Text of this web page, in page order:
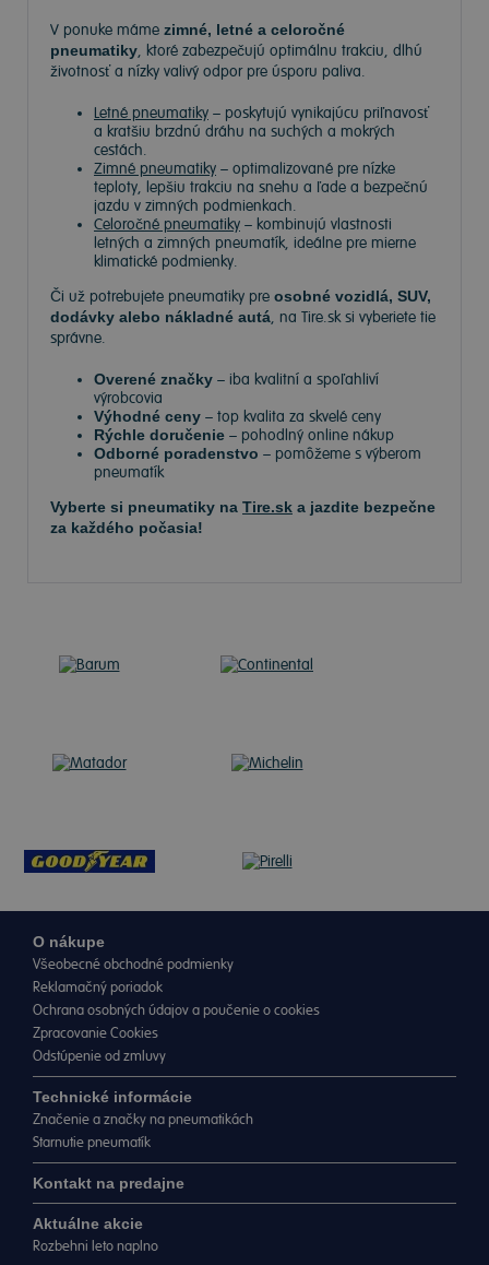
V ponuke máme zimné, letné a celoročné
pneumatiky, ktoré zabezpečujú optimálnu trakciu, dlhú
životnosť a nízky valivý odpor pre úsporu paliva.
Letné pneumatiky – poskytujú vynikajúcu priľnavosť
a kratšiu brzdnú dráhu na suchých a mokrých
cestách.
Zimné pneumatiky – optimalizované pre nízke
teploty, lepšiu trakciu na snehu a ľade a bezpečnú
jazdu v zimných podmienkach.
Celoročné pneumatiky – kombinujú vlastnosti
letných a zimných pneumatík, ideálne pre mierne
klimatické podmienky.
Či už potrebujete pneumatiky pre osobné vozidlá, SUV,
dodávky alebo nákladné autá, na Tire.sk si vyberiete tie
správne.
Overené značky – iba kvalitní a spoľahliví
výrobcovia
Výhodné ceny – top kvalita za skvelé ceny
Rýchle doručenie – pohodlný online nákup
Odborné poradenstvo – pomôžeme s výberom
pneumatík
Vyberte si pneumatiky na Tire.sk a jazdite bezpečne
za každého počasia!
O nákupe
Všeobecné obchodné podmienky
Reklamačný poriadok
Ochrana osobných údajov a poučenie o cookies
Zpracovanie Cookies
Odstúpenie od zmluvy
Technické informácie
Značenie a značky na pneumatikách
Starnutie pneumatík
Kontakt na predajne
Aktuálne akcie
Rozbehni leto naplno